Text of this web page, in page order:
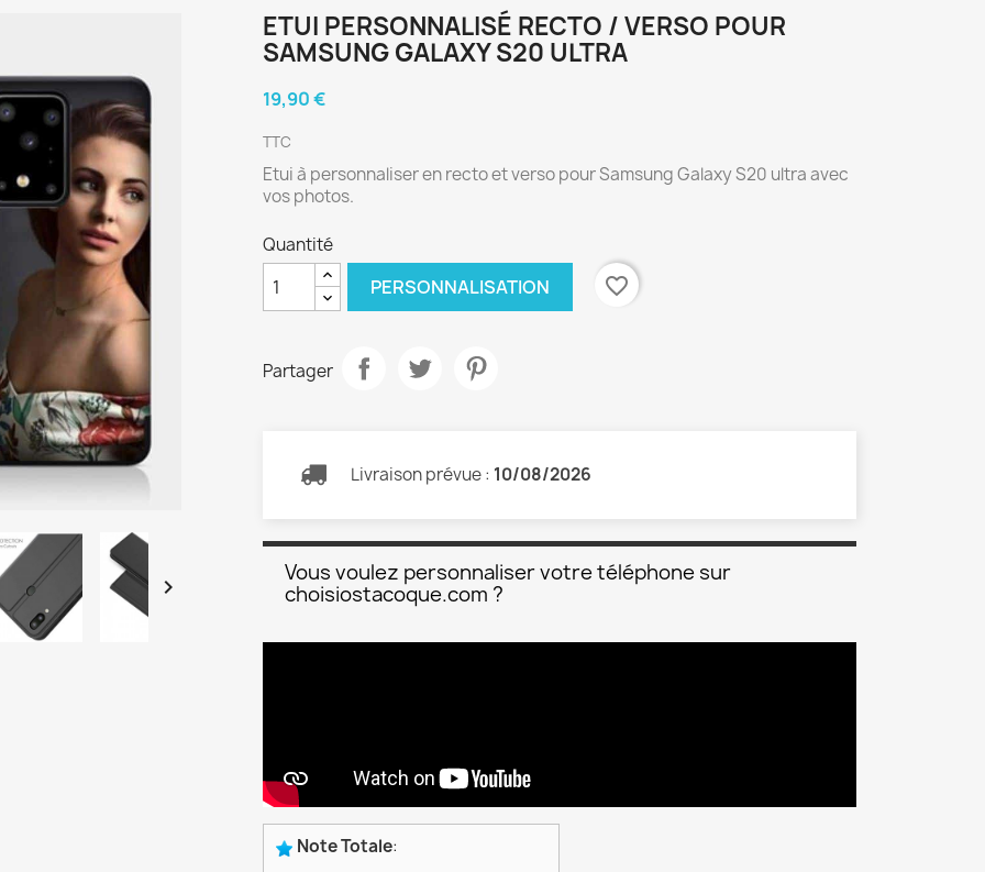

ETUI PERSONNALISÉ RECTO / VERSO POUR
SAMSUNG GALAXY S20 ULTRA
19,90 €
TTC
Etui à personnaliser en recto et verso pour Samsung Galaxy S20 ultra avec
vos photos.
Quantité
PERSONNALISATION favorite_border
Partager
Livraison prévue : 10/08/2026
Vous voulez personnaliser votre téléphone sur
choisiostacoque.com ?
Note Totale: